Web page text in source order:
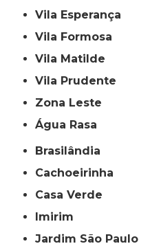
Vila Esperança
Vila Formosa
Vila Matilde
Vila Prudente
Zona Leste
Água Rasa
Brasilândia
Cachoeirinha
Casa Verde
Imirim
Jardim São Paulo